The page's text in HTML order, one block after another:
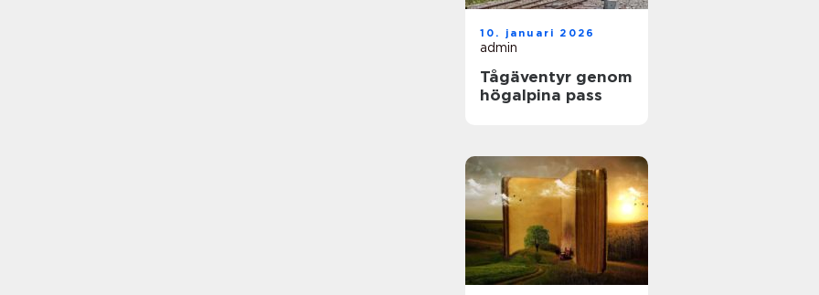
10. januari 2026
admin
Tågäventyr genom
högalpina pass